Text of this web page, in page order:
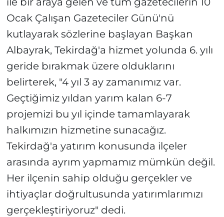
Ocak Çalışan Gazeteciler Günü'nü
kutlayarak sözlerine başlayan Başkan
Albayrak, Tekirdağ'a hizmet yolunda 6. yılı
geride bırakmak üzere olduklarını
belirterek, "4 yıl 3 ay zamanımız var.
Geçtiğimiz yıldan yarım kalan 6-7
projemizi bu yıl içinde tamamlayarak
halkımızın hizmetine sunacağız.
Tekirdağ'a yatırım konusunda ilçeler
arasında ayrım yapmamız mümkün değil.
Her ilçenin sahip olduğu gerçekler ve
ihtiyaçlar doğrultusunda yatırımlarımızı
gerçekleştiriyoruz" dedi.